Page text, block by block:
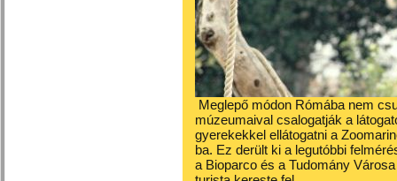
Meglepő módon Rómába nem
múzeumaival csalogatják a
gyerekekkel ellátogatni a
ba. Ez derült ki a legutóbbi
a Bioparco és a Tudomány